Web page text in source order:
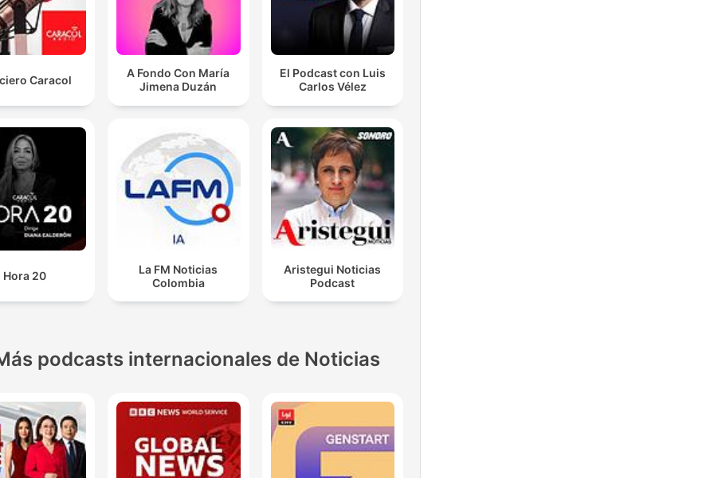
Caracol
A Fondo Con María
Jimena Duzán
El Podcast con Luis
Carlos Vélez
Hora 20
La FM Noticias
Colombia
Aristegui Noticias
Podcast
podcasts internacionales de Noticias